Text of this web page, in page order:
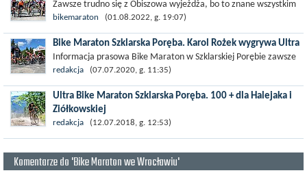
Zawsze trudno się z Obiszowa wyjeżdża, bo to znane wszystkim
uczestnikom Bike Maratonu gościnne i radosne miejsce, fajny
wyścig i piknikowa,...
bikemaraton (01.08.2022, g. 19:07)
Bike Maraton Szklarska Poręba. Karol Rożek wygrywa Ultra
Informacja prasowa Bike Maraton w Szklarskiej Porębie zawsze
jest wyjątkowy, ale tegoroczne okoliczności sprawiły, że był też
historyczny....
redakcja (07.07.2020, g. 11:35)
Ultra Bike Maraton Szklarska Poręba. 100 + dla Halejaka i
Ziółkowskiej
Miniony weekend przyniósł sporo kolarskich emocji i wydarzeń.
Zakończył się Bike Week w Szklarskiej Porębie - w niedzielę drogi
u...
redakcja (12.07.2018, g. 12:53)
Komentarze do 'Bike Maraton we Wrocławiu'